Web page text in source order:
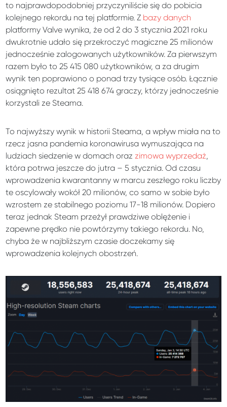
to najprawdopodobniej przyczyniliście się do pobicia
kolejnego rekordu na tej platformie. Z bazy danych
platformy Valve wynika, że od 2 do 3 stycznia 2021 roku
dwukrotnie udało się przekroczyć magiczne 25 milionów
jednocześnie zalogowanych użytkowników. Za pierwszym
razem było to 25 415 080 użytkowników, a za drugim
wynik ten poprawiono o ponad trzy tysiące osób. Łącznie
osiągnięto rezultat 25 418 674 graczy, którzy jednocześnie
korzystali ze Steama.
To najwyższy wynik w historii Steama, a wpływ miała na to
rzecz jasna pandemia koronawirusa wymuszająca na
ludziach siedzenie w domach oraz zimowa wyprzedaż,
która potrwa jeszcze do jutra – 5 stycznia. Od czasu
wprowadzenia kwarantanny w marcu zeszłego roku liczby
te oscylowały wokół 20 milionów, co samo w sobie było
wzrostem ze stabilnego poziomu 17-18 milionów. Dopiero
teraz jednak Steam przeżył prawdziwe oblężenie i
zapewne prędko nie powtórzymy takiego rekordu. No,
chyba że w najbliższym czasie doczekamy się
wprowadzenia kolejnych obostrzeń.